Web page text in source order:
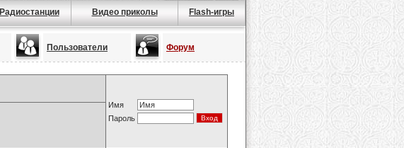
Радиостанции Видео приколы Flash-игры
Пользователи Форум
Имя
Пароль